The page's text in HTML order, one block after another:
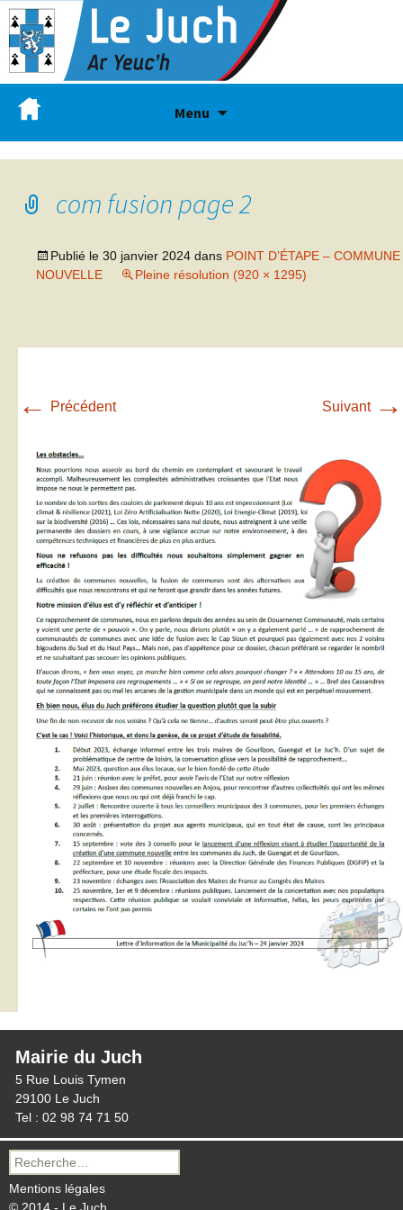
Menu
com fusion page 2
Publié le 30 janvier 2024 dans POINT D’ÉTAPE – COMMUNE
NOUVELLE
Pleine résolution (920 × 1295)
← Précédent Suivant →
Mairie du Juch
5 Rue Louis Tymen
29100 Le Juch
Tel : 02 98 74 71 50
Recherche
pour :
Mentions légales